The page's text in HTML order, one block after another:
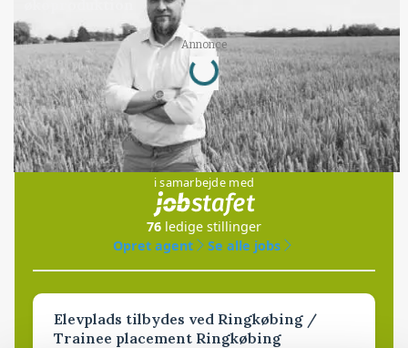
Annonce
Loading...
Jobs
i samarbejde med
76 ledige stillinger
Opret agent
Se alle jobs
Elevplads tilbydes ved Ringkøbing /
Trainee placement Ringkøbing